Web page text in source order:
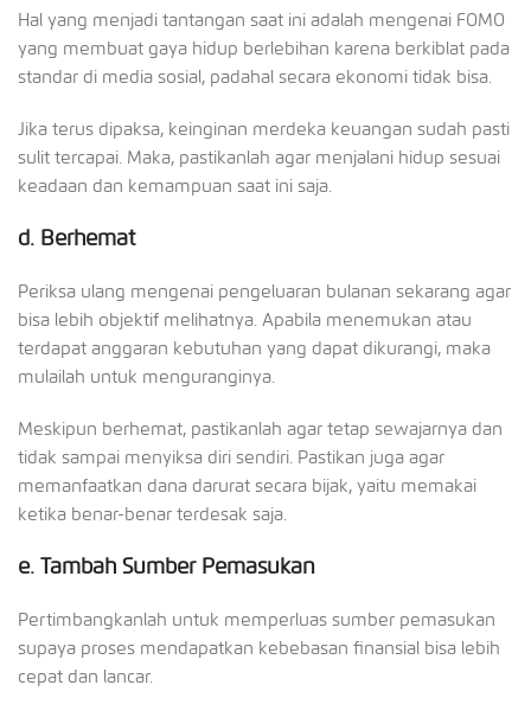
Hal yang menjadi tantangan saat ini adalah mengenai FOMO
yang membuat gaya hidup berlebihan karena berkiblat pada
standar di media sosial, padahal secara ekonomi tidak bisa.
Jika terus dipaksa, keinginan merdeka keuangan sudah pasti
sulit tercapai. Maka, pastikanlah agar menjalani hidup sesuai
keadaan dan kemampuan saat ini saja.
d. Berhemat
Periksa ulang mengenai pengeluaran bulanan sekarang agar
bisa lebih objektif melihatnya. Apabila menemukan atau
terdapat anggaran kebutuhan yang dapat dikurangi, maka
mulailah untuk menguranginya.
Meskipun berhemat, pastikanlah agar tetap sewajarnya dan
tidak sampai menyiksa diri sendiri. Pastikan juga agar
memanfaatkan dana darurat secara bijak, yaitu memakai
ketika benar-benar terdesak saja.
e. Tambah Sumber Pemasukan
Pertimbangkanlah untuk memperluas sumber pemasukan
supaya proses mendapatkan kebebasan finansial bisa lebih
cepat dan lancar.